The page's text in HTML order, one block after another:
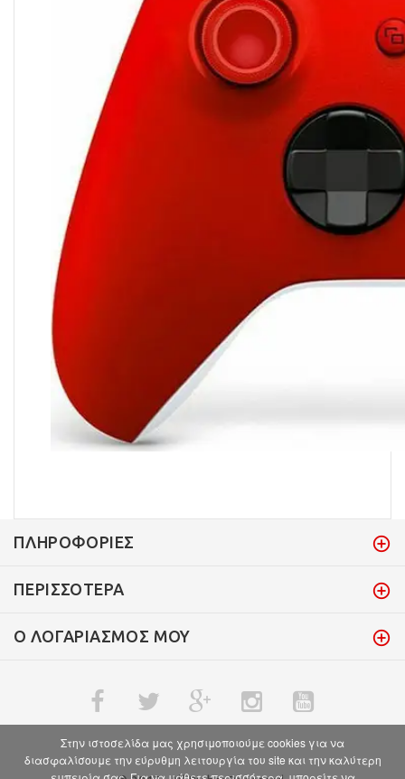
ΠΛΗΡΟΦΟΡΊΕΣ
ΠΕΡΙΣΣΌΤΕΡΑ
Ο ΛΟΓΑΡΙΑΣΜΌΣ ΜΟΥ
Στην ιστοσελίδα μας χρησιμοποιούμε cookies για να
διασφαλίσουμε την εύρυθμη λειτουργία του site και την καλύτερη